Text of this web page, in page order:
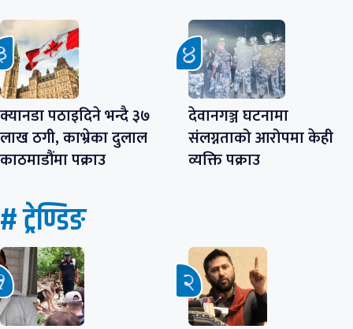
क्यानडा पठाइदिने भन्दै ३७
लाख ठगी, काभ्रेका दुलाल
काठमाडौंमा पक्राउ
देवानगञ्ज घटनामा
संलग्नताको आरोपमा केही
व्यक्ति पक्राउ
# ट्रेण्डिङ